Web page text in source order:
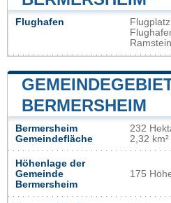
Flughafen
BERMERSHEIM
Bermersheim
Gemeindefläche
232
2,32 km²
Höhenlage der
Gemeinde
Bermersheim
175